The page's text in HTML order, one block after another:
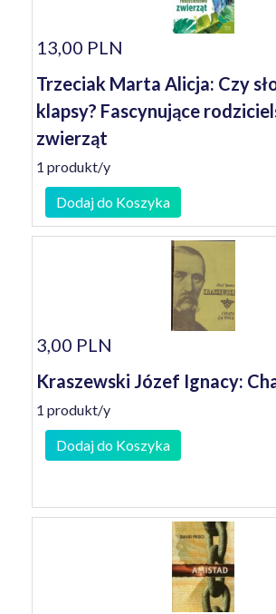
13,00 PLN
Trzeciak Marta Alicja: Czy
klapsy? Fascynujące
zwierząt
1 produkt/y
Dodaj do Koszyka
3,00 PLN
Kraszewski Józef Ignacy:
1 produkt/y
Dodaj do Koszyka